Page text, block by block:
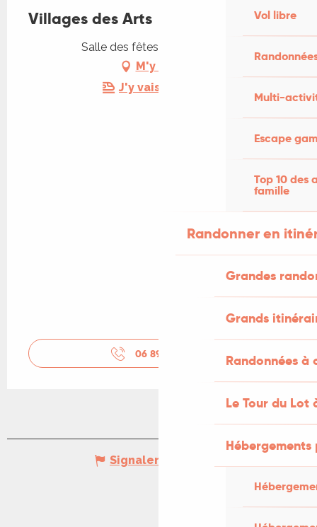
Vol libre
Multi-
Escape
Top 10 des
famille
Randonner en
Grandes
Grands
Randonnées
Le Tour du Lot
Villages des Arts
Salle des fêtes, 46260 Varaire
M'y rendre
J'y vais en train !
06 89 73 73
Signaler une erreur